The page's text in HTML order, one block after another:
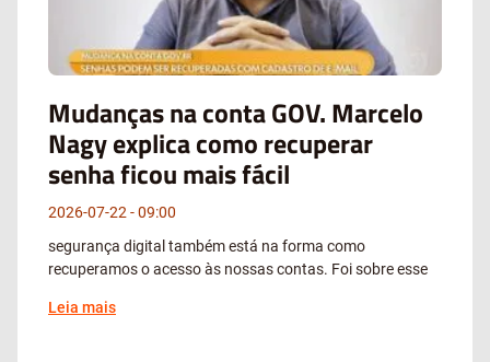
Mudanças na conta GOV. Marcelo
Nagy explica como recuperar
senha ficou mais fácil
2026-07-22
09:00
segurança digital também está na forma como
recuperamos o acesso às nossas contas. Foi sobre esse
Leia mais